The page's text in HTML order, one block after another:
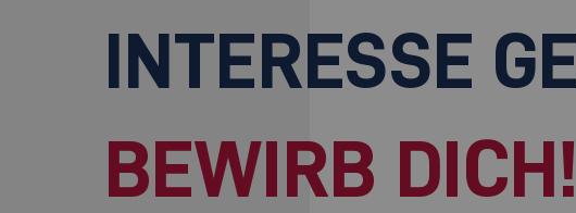
INTERESSE
BEWIRB DICH!